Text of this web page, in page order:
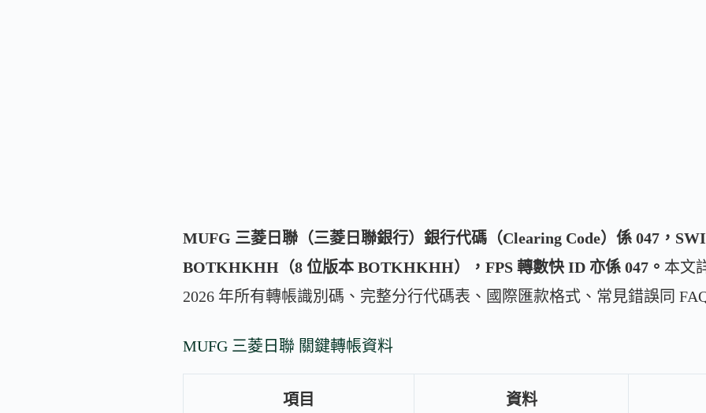
MUFG 三菱日聯（三菱日聯銀行）銀行代碼（Clearing Code）係 047，
BOTKHKHH（8 位版本 BOTKHKHH），FPS 轉數快 ID 亦係 047。 本文
2026 年所有轉帳識別碼、完整分行代碼表、國際匯款格式、常見錯誤同
MUFG 三菱日聯 關鍵轉帳資料
項目 資料